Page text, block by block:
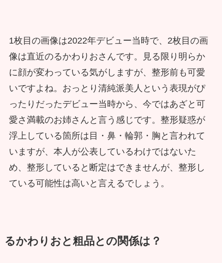
1枚目の画像は2022年デビュー当時で、2枚目の画
像は直近のるかわりおさんです。見る限り明らか
に顔が変わっている気がしますが、整形前も可愛
いですよね。おっとり清純派美人という表現がぴ
ったりだったデビュー当時から、今ではあざと可
愛さ満載のお姉さんと言う感じです。整形疑惑が
浮上している箇所は目・鼻・輪郭・胸と言われて
いますが、本人が公表しているわけではないた
め、整形していると断定はできませんが、整形し
ている可能性は高いと言えるでしょう。
るかわりおと粗品との関係は？